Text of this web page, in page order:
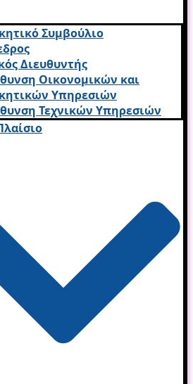
Συμβούλιο
Διευθυντής
Οικονομικών και
Υπηρεσι­ών
Τεχνικών Υπηρεσιών